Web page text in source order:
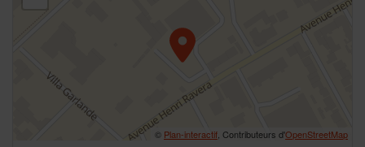
© Plan-interactif , Contributeurs d'OpenStreetMap